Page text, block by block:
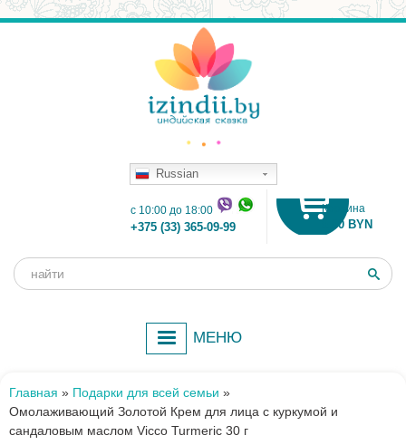
Russian
Корзина
0.00 BYN
c 10:00 до 18:00
+375 (33) 365-09-99
Форма
Поиск
МЕНЮ
Вы
Главная » Подарки для всей семьи »
Омолаживающий Золотой Крем для лица с куркумой и
сандаловым маслом Vicco Turmeric 30 г